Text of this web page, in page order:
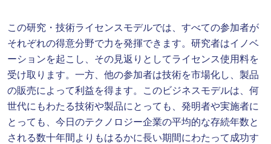
この研究・技術ライセンスモデルでは、すべての参加者が
それぞれの得意分野で力を発揮できます。研究者はイノベ
ーションを起こし、その見返りとしてライセンス使用料を
受け取ります。一方、他の参加者は技術を市場化し、製品
の販売によって利益を得ます。このビジネスモデルは、何
世代にもわたる技術や製品にとっても、発明者や実施者に
とっても、今日のテクノロジー企業の平均的な存続年数と
される数十年間よりもはるかに長い期間にわたって成功す